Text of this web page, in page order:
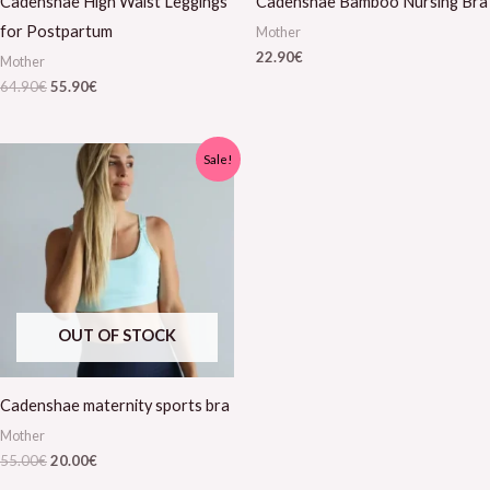
for Postpartum
Mother
64.90€55.90€
Mother
22.90€
Sale!
OUT OF STOCK
Cadenshae maternity sports bra
Mother
55.00€
Algne
hind
55.00€.
20.00€
Current
price
is:
20.00€.